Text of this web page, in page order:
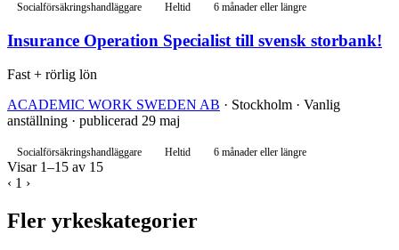
Socialförsäkringshandläggare Heltid 6 månader eller längre
Insurance Operation Specialist till svensk storbank!
Fast + rörlig lön
ACADEMIC WORK SWEDEN AB · Stockholm · Vanlig
anställning · publicerad 29 maj
Socialförsäkringshandläggare Heltid 6 månader eller längre
Visar 1–15 av 15
‹ 1 ›
Fler yrkeskategorier